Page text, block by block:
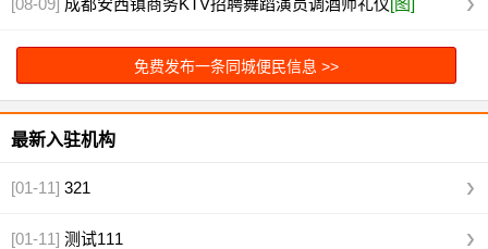
[08-09] 成都安西镇商务KTV招聘舞蹈演员调酒师礼仪[图]
免费发布一条同城便民信息 >>
最新入驻机构
[01-11] 321
[01-11] 测试111